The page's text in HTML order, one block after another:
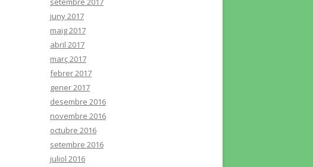
juny 2017
maig 2017
abril 2017
març 2017
febrer 2017
gener 2017
desembre 2016
novembre 2016
octubre 2016
setembre 2016
juliol 2016